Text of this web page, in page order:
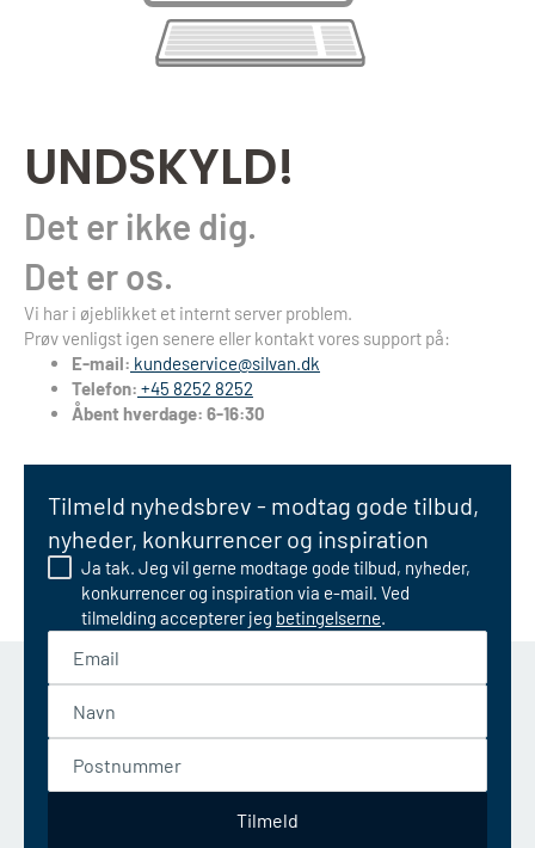
UNDSKYLD!
Det er ikke dig.
Det er os.
Vi har i øjeblikket et internt server problem.
Prøv venligst igen senere eller kontakt vores support på:
E-mail: kundeservice@silvan.dk
Telefon: +45 8252 8252
Åbent hverdage: 6-16:30
Tilmeld nyhedsbrev - modtag gode tilbud,
nyheder, konkurrencer og inspiration
Ja tak. Jeg vil gerne modtage gode tilbud, nyheder,
konkurrencer og inspiration via e-mail. Ved
tilmelding accepterer jeg betingelserne.
Tilmeld